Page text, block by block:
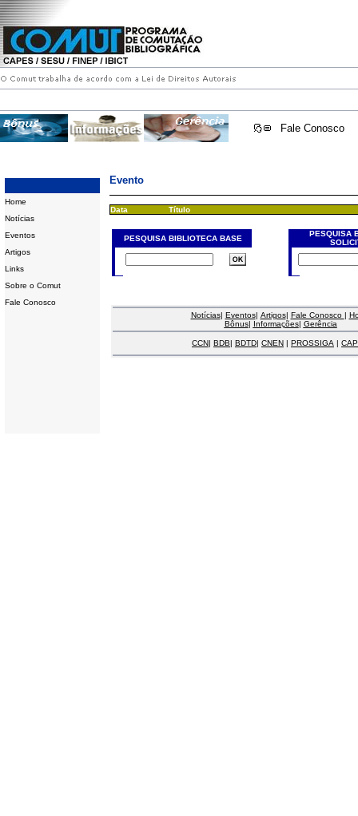
Fale Conosco
Home
Notícias
Eventos
Artigos
Links
Sobre o Comut
Fale Conosco
Evento
Data Título
PESQUISA BIBLIOTECA BASE
PESQUISA
Notícias| Eventos| Artigos| Fale Conosco |
Bônus| Informações| Gerência
CCN| BDB| BDTD| CNEN | PROSSIGA |